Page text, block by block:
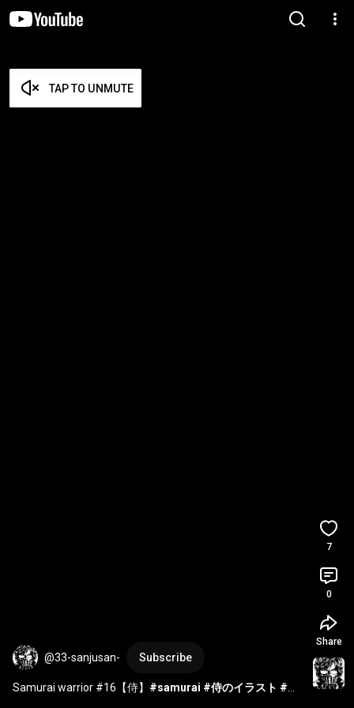
TAP TO UNMUTE
@33-sanjusan- Subscribe
Samurai warrior #16【侍】 #samurai #侍のイラスト #侍
7
0
Share